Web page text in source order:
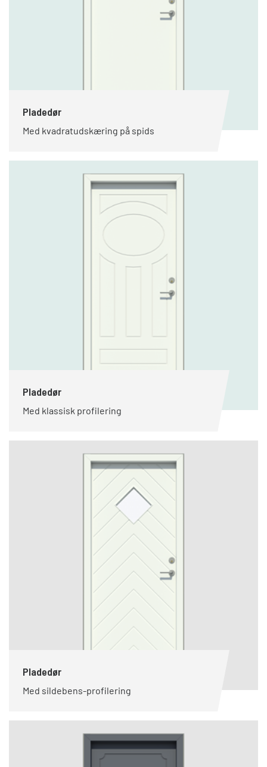
Pladedør
Med kvadratudskæring på spids
Pladedør
Med klassisk profilering
Pladedør
Med sildebens-profilering